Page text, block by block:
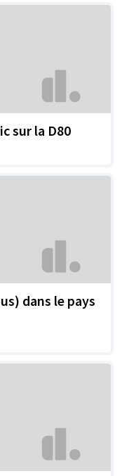
sur la D80
dans le pays